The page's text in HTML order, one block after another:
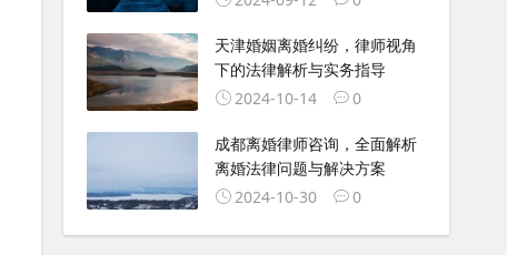
天津婚姻离婚纠纷，律师视角
下的法律解析与实务指导
2024-10-14
0
成都离婚律师咨询，全面解析
离婚法律问题与解决方案
2024-10-30
0